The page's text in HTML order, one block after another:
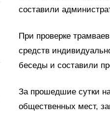
составили
При проверке
средств
беседы и составили
За прошедшие сутки
общественных мест,